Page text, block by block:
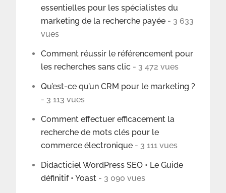
essentielles pour les spécialistes du
marketing de la recherche payée - 3 633
vues
Comment réussir le référencement pour
les recherches sans clic - 3 472 vues
Qu’est-ce qu’un CRM pour le marketing ?
- 3 113 vues
Comment effectuer efficacement la
recherche de mots clés pour le
commerce électronique - 3 111 vues
Didacticiel WordPress SEO • Le Guide
définitif • Yoast - 3 090 vues